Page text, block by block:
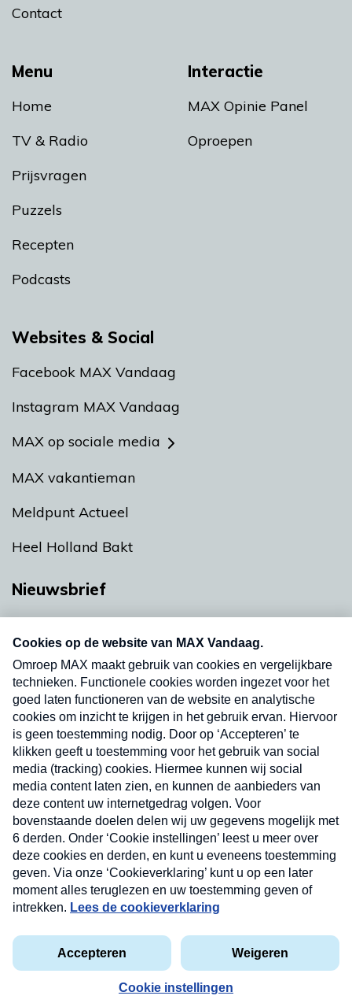
Menu
Home
TV & Radio
Prijsvragen
Puzzels
Recepten
Podcasts
Interactie
MAX Opinie Panel
Oproepen
Contact
Websites & Social
Facebook MAX Vandaag
Instagram MAX Vandaag
MAX op sociale media
MAX vakantieman
Meldpunt Actueel
Heel Holland Bakt
Nieuwsbrief
nieuwsbrief. Elke vrijdag- en dinsdagochtend in
uw mailbox.
Verzend
Privacyverklaring
Cookieverklaring
Kwetsbaarheid melden
Copyright © 2026 MAX Vandaag - Omroep MAX
Nieuwsbrief
Neem hier een gratis abonnement op onze
nieuwsbrief. Elke vrijdag- en dinsdagochtend in uw